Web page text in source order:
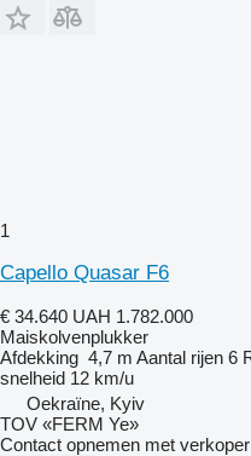
1
Capello Quasar F6
€ 34.640 UAH 1.782.000
Maiskolvenplukker
Afdekking 4,7 m Aantal rijen 6
snelheid 12 km/u
Oekraïne, Kyiv
TOV «FERM Ye»
Contact opnemen met verkoper